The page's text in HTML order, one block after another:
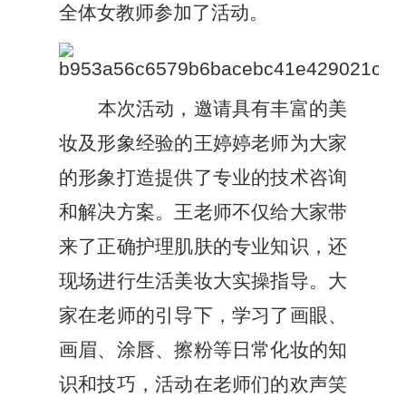
全体女教师参加了活动。
本次活动， 邀请具有丰富的美
妆及形象经验的王婷婷老师为大家
的形象打造提供了专业的技术咨询
和解决方案。王老师不仅给大家带
来了正确护理肌肤的专业知识，还
现场进行生活美妆大实操指导。大
家在老师的引导下，学习了画眼、
画眉、涂唇、擦粉等日常化妆的知
识和技巧，活动在老师们的欢声笑